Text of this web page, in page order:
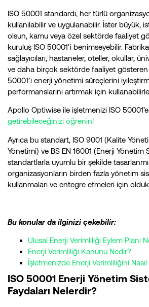
ISO 50001 standardı, her türlü
kullanılabilir ve uygulanabilir. İster büyük,
olsun, kamu veya özel sektörde faaliyet
kuruluş ISO 50001’i benimseyebilir.
sağlayıcıları, hastaneler, oteller, okullar,
ve daha birçok sektörde faaliyet gösteren
50001’i enerji yönetimi süreçlerini
performanslarını artırmak için
Apollo Optiwise ile işletmenizi ISO
getirebileceğinizi öğrenin!
Ayrıca bu standart, ISO 9001 (Kalite
Yönetimi) ve BS EN 16001 (Enerji Yönetim
standartlarla uyumlu bir şekilde
organizasyonların birden fazla yönetim
kullanmaları ve entegre etmeleri için
Bu konular da ilginizi çekebilir:
Ulusal Enerji Verimliliği Eylem Planı
Enerji Verimliliği Kanunu Nedir?
İşletmenizde Enerji Verimliliğini Nasıl
ISO 50001 Enerji Yönetim
Faydaları Nelerdir?